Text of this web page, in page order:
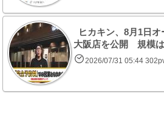
ヒカキン、8月1日オ
大阪店を公開 規模
2026/07/31 05:44